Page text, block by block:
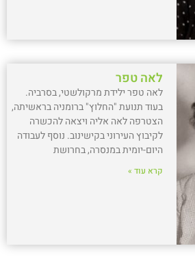
לאה טפר
לאה טפר ילידת מרקולשטי, בסרביה.
בעוד תנועת "החלוץ" ברומניה בראשיתה,
הצטרפה לאה אליה ויצאה להכשרה
לקיבוץ העירוני בקישינוב. נוסף לעבודה
היום-יומית במנסרה, בחרושת
קרא עוד »